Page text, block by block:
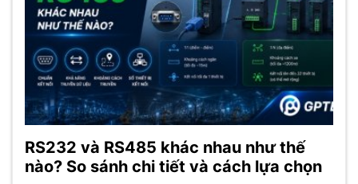
RS232 và RS485 khác nhau như thế
nào? So sánh chi tiết và cách lựa chọn